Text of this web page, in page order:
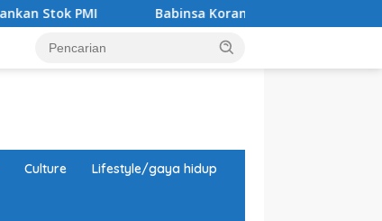
Babinsa Koramil 0825/17 Muncar Monitor Taruna
Culture Lifestyle/gaya hidup